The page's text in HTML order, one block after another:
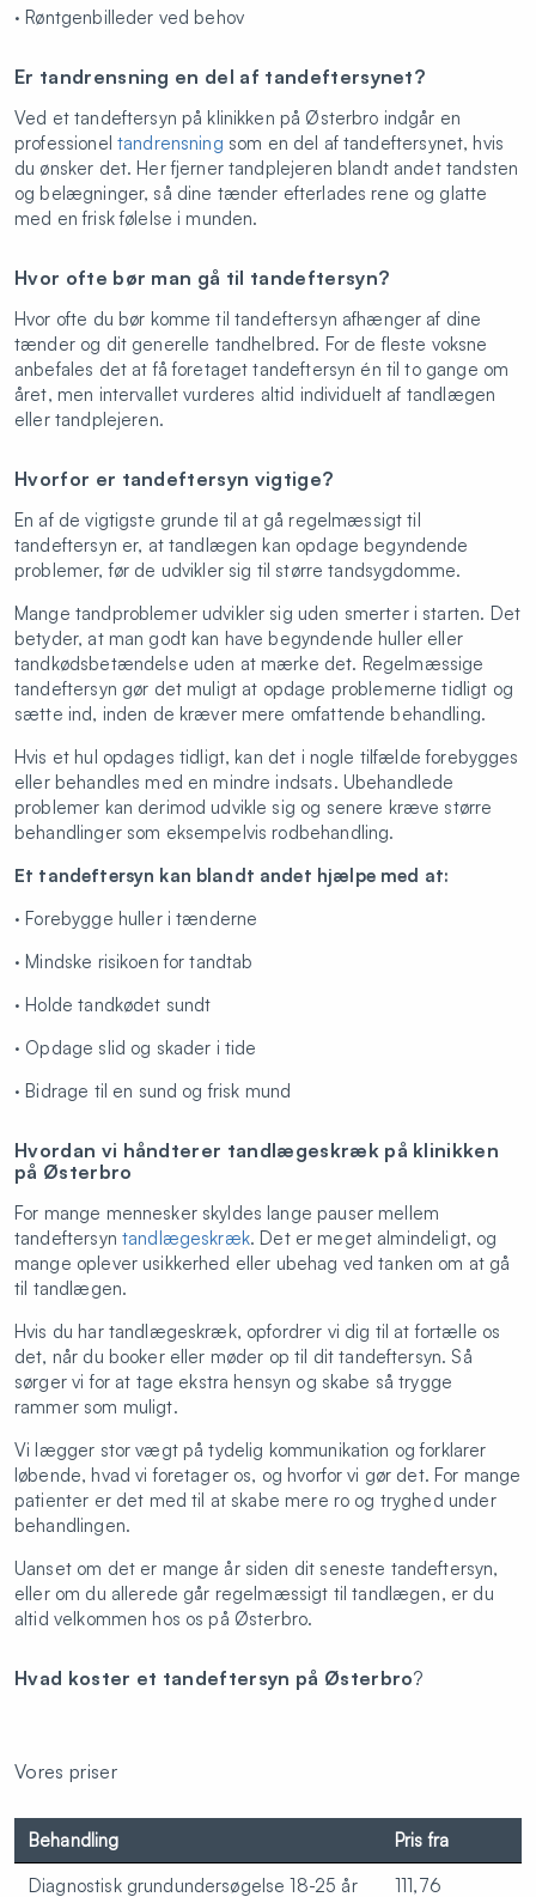
· Røntgenbilleder ved behov
Er tandrensning en del af tandeftersynet?
Ved et tandeftersyn på klinikken på Østerbro indgår en
professionel tandrensning som en del af tandeftersynet, hvis
du ønsker det. Her fjerner tandplejeren blandt andet tandsten
og belægninger, så dine tænder efterlades rene og glatte
med en frisk følelse i munden.
Hvor ofte bør man gå til tandeftersyn?
Hvor ofte du bør komme til tandeftersyn afhænger af dine
tænder og dit generelle tandhelbred. For de fleste voksne
anbefales det at få foretaget tandeftersyn én til to gange om
året, men intervallet vurderes altid individuelt af tandlægen
eller tandplejeren.
Hvorfor er tandeftersyn vigtige?
En af de vigtigste grunde til at gå regelmæssigt til
tandeftersyn er, at tandlægen kan opdage begyndende
problemer, før de udvikler sig til større tandsygdomme.
Mange tandproblemer udvikler sig uden smerter i starten. Det
betyder, at man godt kan have begyndende huller eller
tandkødsbetændelse uden at mærke det. Regelmæssige
tandeftersyn gør det muligt at opdage problemerne tidligt og
sætte ind, inden de kræver mere omfattende behandling.
Hvis et hul opdages tidligt, kan det i nogle tilfælde forebygges
eller behandles med en mindre indsats. Ubehandlede
problemer kan derimod udvikle sig og senere kræve større
behandlinger som eksempelvis rodbehandling.
Et tandeftersyn kan blandt andet hjælpe med at:
· Forebygge huller i tænderne
· Mindske risikoen for tandtab
· Holde tandkødet sundt
· Opdage slid og skader i tide
· Bidrage til en sund og frisk mund
Hvordan vi håndterer tandlægeskræk på klinikken
på Østerbro
For mange mennesker skyldes lange pauser mellem
tandeftersyn tandlægeskræk. Det er meget almindeligt, og
mange oplever usikkerhed eller ubehag ved tanken om at gå
til tandlægen.
Hvis du har tandlægeskræk, opfordrer vi dig til at fortælle os
det, når du booker eller møder op til dit tandeftersyn. Så
sørger vi for at tage ekstra hensyn og skabe så trygge
rammer som muligt.
Vi lægger stor vægt på tydelig kommunikation og forklarer
løbende, hvad vi foretager os, og hvorfor vi gør det. For mange
patienter er det med til at skabe mere ro og tryghed under
behandlingen.
Uanset om det er mange år siden dit seneste tandeftersyn,
eller om du allerede går regelmæssigt til tandlægen, er du
altid velkommen hos os på Østerbro.
Hvad koster et tandeftersyn på Østerbro?
Vores priser
Behandling
Pris fra
Diagnostisk grundundersøgelse 18-25 år
111,76